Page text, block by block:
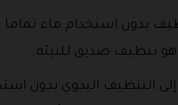
بدون استخدام ماء تماما
تنظيف صديق للبيئة.
إلى التنظيف اليدوي بدون